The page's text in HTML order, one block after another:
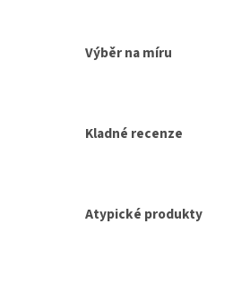
Výběr na míru
Kladné recenze
Atypické produkty